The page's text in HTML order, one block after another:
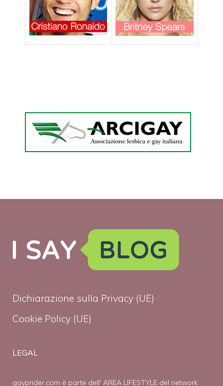
Dichiarazione sulla Privacy (UE)
Cookie Policy (UE)
LEGAL
gayprider.com è parte dell' AREA LIFESTYLE del network